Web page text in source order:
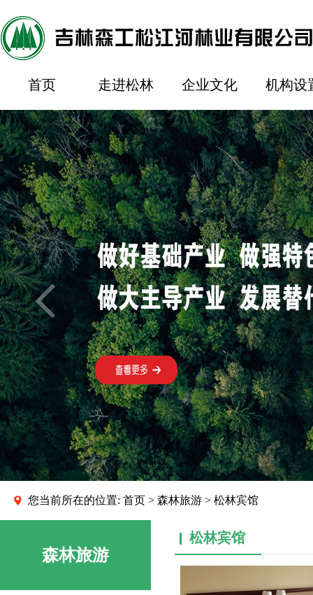
首页 走进松林 企业文化 机构设
您当前所在的位置: 首页 > 森林旅游 > 松林宾馆
森林旅游
松林宾馆